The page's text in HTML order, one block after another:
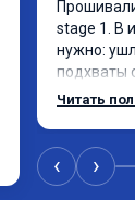
stage 1. В
нужно:
подхваты
Одни из
Читать
‹ ›